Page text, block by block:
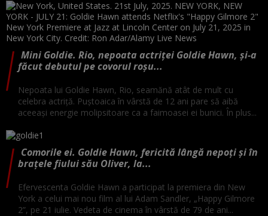
Mini Goldie. Rio, nepoata actriței Goldie Hawn, și-a
făcut debutul pe covorul roșu...
Nepoata lui Goldie Hawn, Rio, seamănă atât de mult cu
celebra actriță. Puștoaica în vârstă de 12 ani pare să aibă
aceeași energie molipsitoare ca a faimoasei ei bunici. În plus...
Comorile ei. Goldie Hawn, fericită lângă nepoți și în
brațele fiului său Oliver, la...
Efervescenta Goldie Hawn a participat la premiera din New
York a celui mai nou film al lui Adam Sandler, „Happy Gilmore
2”, pe 21 iulie. Vedeta de cinema în vârstă de 79 de ani...